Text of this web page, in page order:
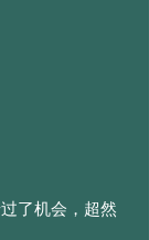
了机会，超然